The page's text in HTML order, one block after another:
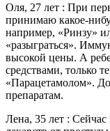
Оля, 27 лет :­ При
принимаю какое-
например, «Ринзу»
«разыграться».
высокой цены. А
средствами, только
«Парацетамолом».
препаратам.
Лена, 35 лет :­ Сейчас